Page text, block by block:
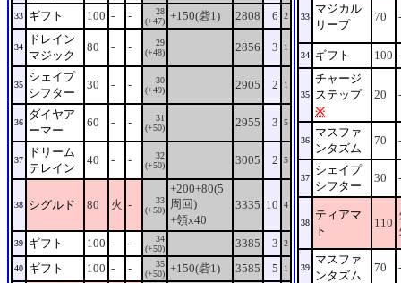
33 ギフト 100 - -
28
(+47) +150(砦1) 2808 6 2
34
ドレイン
マジック
80 - -
29
(+48)
2856 3 1
35
シェイプ
シフター
30 - -
30
(+49)
2905 2 1
36
ダイヤア
ーマー
60 - -
31
(+50)
2955 3 5
37
ドリーム
テレイン
40 - -
32
(+50)
3005 2 5
38 シグルド 80 火 -
33
(+50)
+200+80(5
周回)
+領x40
3335 10 4
39 ギフト 100 - -
34
(+50)
3385 3 2
40 ギフト 100 - -
35
(+50) +150(砦1) 3585 5 1
33
マジカル
リープ
70 -
34 ギフト 100 -
35
チャージ
ステップ
※
20 -
36
マスファ
ンタズム
70 -
37
シェイプ
シフター
30 -
38
ティアマ
ト
110
39
マスファ
ンタズム
70 -